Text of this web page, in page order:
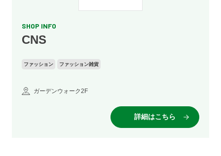
SHOP INFO
CNS
ファッション ファッション雑貨
ガーデンウォーク2F
詳細はこちら